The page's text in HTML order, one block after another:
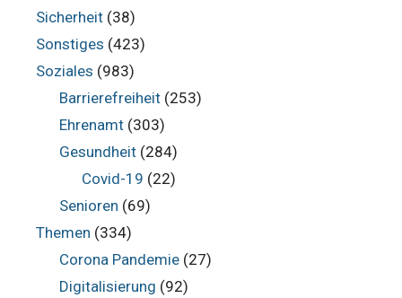
Sicherheit (38)
Sonstiges (423)
Soziales (983)
Barrierefreiheit(253)
Ehrenamt(303)
Gesundheit(284)
Covid-19 (22)
Senioren (69)
Themen (334)
Corona Pandemie(27)
Digitalisierung (92)